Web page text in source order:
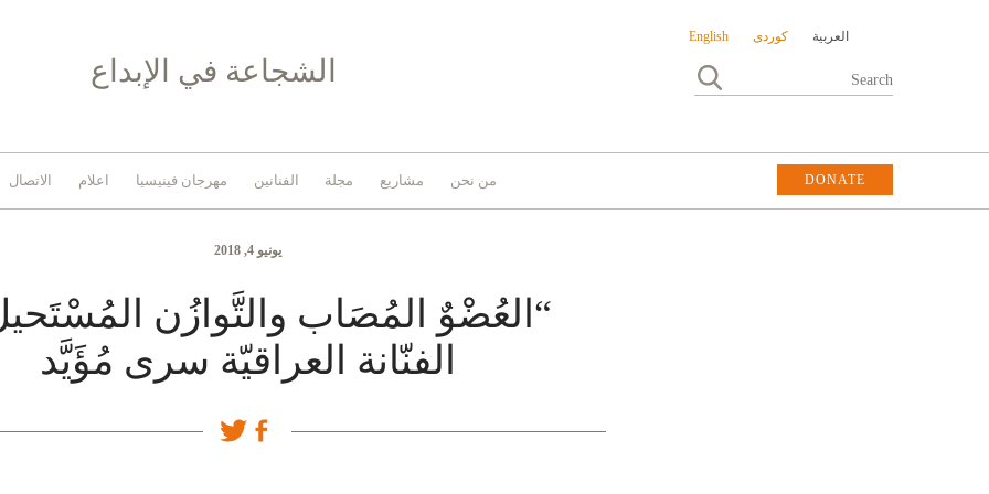
English کوردی العربية
الشجاعة في الإبداع
من نحن مشاريع مجلة الفنانين مهرجان فينيسيا اعلام الاتصال DONATE
DONATE
يونيو 4, 2018
“العُضْوٌ المُصَاب والتَّوازُن
الفنّانة العراقيّة سرى مُؤَيَّد